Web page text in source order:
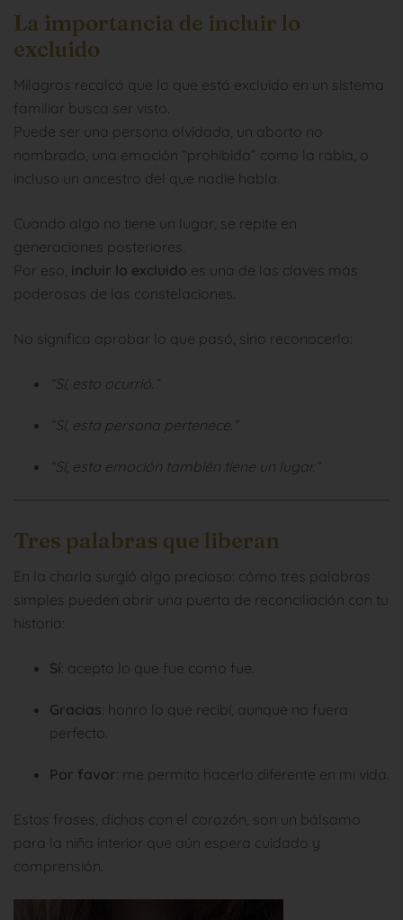
La importancia de incluir lo
excluido
Milagros recalcó que lo que está excluido en un sistema
familiar busca ser visto.
Puede ser una persona olvidada, un aborto no
nombrado, una emoción “prohibida” como la rabia, o
incluso un ancestro del que nadie habla.
Cuando algo no tiene un lugar, se repite en
generaciones posteriores.
Por eso, incluir lo excluido es una de las claves más
poderosas de las constelaciones.
No significa aprobar lo que pasó, sino reconocerlo:
“Sí, esto ocurrió.”
“Sí, esta persona pertenece.”
“Sí, esta emoción también tiene un lugar.”
Tres palabras que liberan
En la charla surgió algo precioso: cómo tres palabras
simples pueden abrir una puerta de reconciliación con tu
historia:
Sí: acepto lo que fue como fue.
Gracias: honro lo que recibí, aunque no fuera
perfecto.
Por favor: me permito hacerlo diferente en mi vida.
Estas frases, dichas con el corazón, son un bálsamo
para la niña interior que aún espera cuidado y
comprensión.